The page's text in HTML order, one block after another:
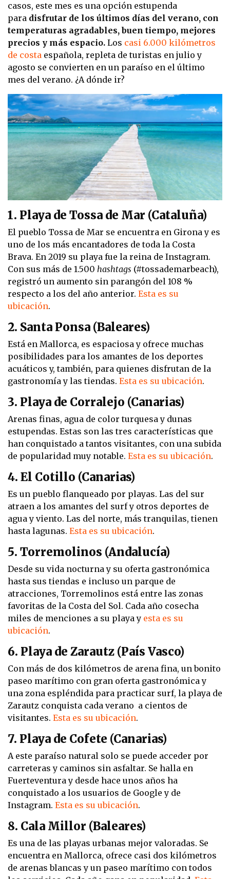
casos, este mes es una opción estupenda
para disfrutar de los últimos días del verano, con
temperaturas agradables, buen tiempo, mejores
precios y más espacio. Los casi 6.000 kilómetros
de costa española, repleta de turistas en julio y
agosto se convierten en un paraíso en el último
mes del verano. ¿A dónde ir?
1. Playa de Tossa de Mar (Cataluña)
El pueblo Tossa de Mar se encuentra en Girona y es
uno de los más encantadores de toda la Costa
Brava. En 2019 su playa fue la reina de Instagram.
Con sus más de 1.500 hashtags (#tossademarbeach),
registró un aumento sin parangón del 108 %
respecto a los del año anterior. Esta es su
ubicación.
2. Santa Ponsa (Baleares)
Está en Mallorca, es espaciosa y ofrece muchas
posibilidades para los amantes de los deportes
acuáticos y, también, para quienes disfrutan de la
gastronomía y las tiendas. Esta es su ubicación.
3. Playa de Corralejo (Canarias)
Arenas finas, agua de color turquesa y dunas
estupendas. Estas son las tres características que
han conquistado a tantos visitantes, con una subida
de popularidad muy notable. Esta es su ubicación.
4. El Cotillo (Canarias)
Es un pueblo flanqueado por playas. Las del sur
atraen a los amantes del surf y otros deportes de
agua y viento. Las del norte, más tranquilas, tienen
hasta lagunas. Esta es su ubicación.
5. Torremolinos (Andalucía)
Desde su vida nocturna y su oferta gastronómica
hasta sus tiendas e incluso un parque de
atracciones, Torremolinos está entre las zonas
favoritas de la Costa del Sol. Cada año cosecha
miles de menciones a su playa y esta es su
ubicación.
6. Playa de Zarautz (País Vasco)
Con más de dos kilómetros de arena fina, un bonito
paseo marítimo con gran oferta gastronómica y
una zona espléndida para practicar surf, la playa de
Zarautz conquista cada verano a cientos de
visitantes. Esta es su ubicación.
7. Playa de Cofete (Canarias)
A este paraíso natural solo se puede acceder por
carreteras y caminos sin asfaltar. Se halla en
Fuerteventura y desde hace unos años ha
conquistado a los usuarios de Google y de
Instagram. Esta es su ubicación.
8. Cala Millor (Baleares)
Es una de las playas urbanas mejor valoradas. Se
encuentra en Mallorca, ofrece casi dos kilómetros
de arenas blancas y un paseo marítimo con todos